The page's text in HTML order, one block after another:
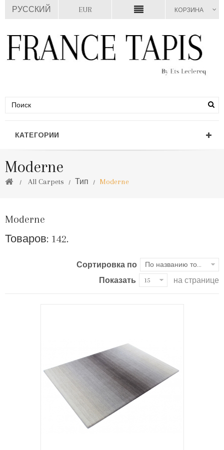
РУССКИЙ EUR КОРЗИНА
КАТЕГОРИИ
Moderne
All Carpets Тип Moderne
Moderne
Товаров: 142.
Сортировка по По названию товара, от А до Я
Показать 15 на странице